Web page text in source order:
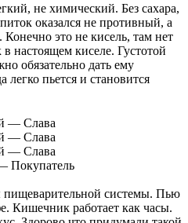
не химический. Без сахара,
оказался не противный, а
это не кисель, там нет
настоящем киселе. Густотой
обязательно дать ему
легко пьется и становится
Покупатель
пищеварительной системы. Пью
Кишечник работает как часы.